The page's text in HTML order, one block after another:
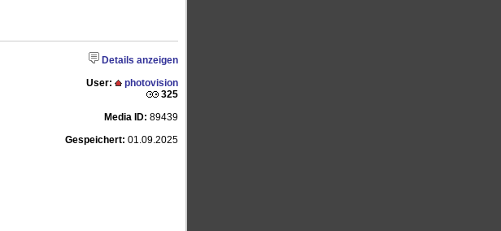
Details anzeigen
User:
photovision
325
Media ID: 89439
Gespeichert: 01.09.2025